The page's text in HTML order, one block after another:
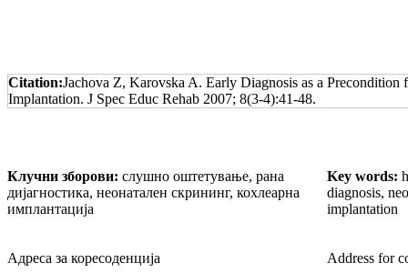
Citation:Jachova Z, Karovska A. Early Diagnosis as a Precondition
Implantation. J Spec Educ Rehab 2007; 8(3-4):41-48.
Клучни зборови: слушно оштетување, рана
дијагностика, неонатален скрининг, кохлеарна
имплантација
Key words:
diagnosis,
implantation
Адреса за коресоденција
Address for